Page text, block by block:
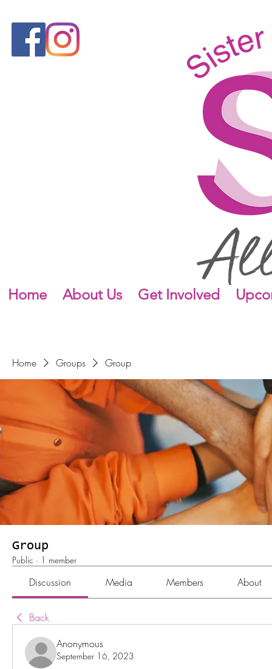
Home About Us Get Involved
Home Groups Group
Group
Public · 1 member
Discussion Media Members About
Back
Anonymous
September 16, 2023